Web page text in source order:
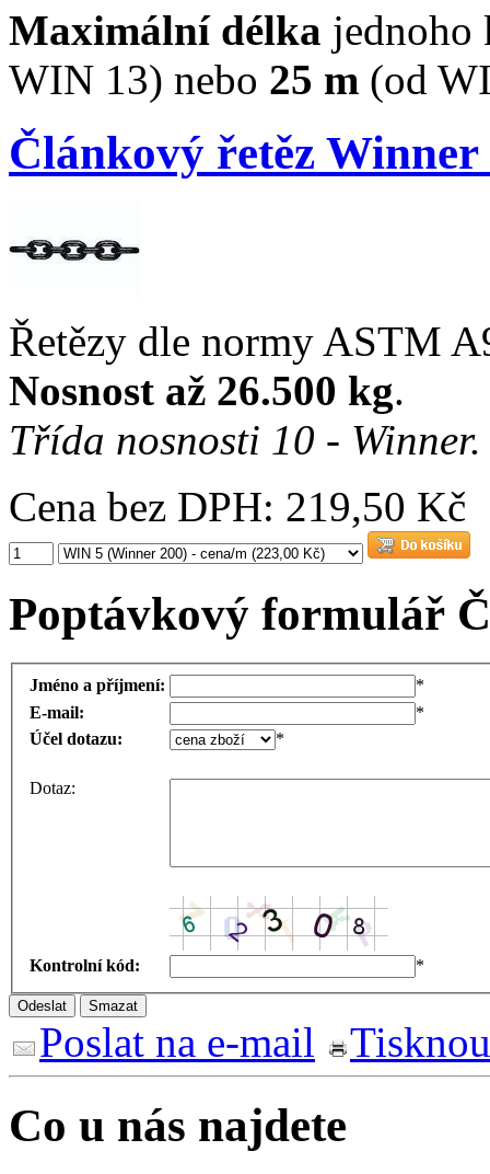
Maximální délka jednoho
WIN 13) nebo 25 m (od
Článkový řetěz Winner
Řetězy dle normy ASTM
Nosnost až 26.500 kg.
Třída nosnosti 10 - Winner.
Cena bez DPH: 219,50 Kč
Poptávkový formulář
Jméno a příjmení:
*
E-mail:
*
Účel dotazu:
*
Dotaz:
Kontrolní kód: *
Poslat na e-mail
Co u nás najdete